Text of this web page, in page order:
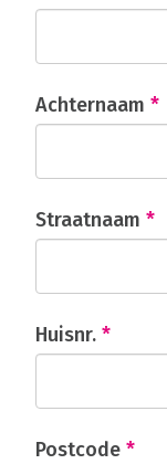
Achternaam *
Straatnaam *
Huisnr. *
Postcode *